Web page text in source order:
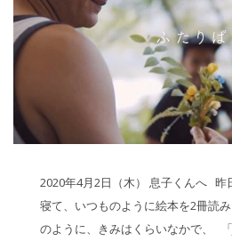
2020年4月2日（木） 息子くんへ
寝て、いつものように絵本を2冊読
のように、きみはくらいなかで、